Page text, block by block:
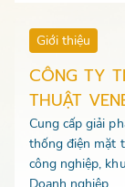
Giới thiệu
CÔNG TY
THUẬT
Cung cấp giải
thống điện mặt
công nghiệp,